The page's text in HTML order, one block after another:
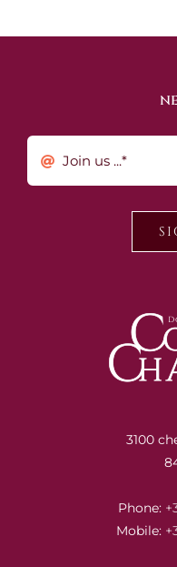
3100
Phone:
Mobile: